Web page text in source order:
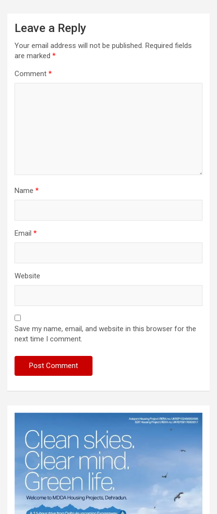
Leave a Reply
Your email address will not be published. Required fields
are marked *
Comment *
Name *
Email *
Website
Save my name, email, and website in this browser for the
next time I comment.